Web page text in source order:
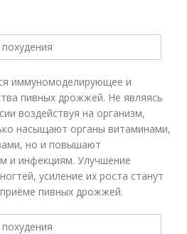
иммуномоделирующее и
пивных дрожжей. Не являясь
воздействуя на организм,
насыщают органы витаминами,
но и повышают
и инфекциям. Улучшение
усиление их роста станут
пивных дрожжей.